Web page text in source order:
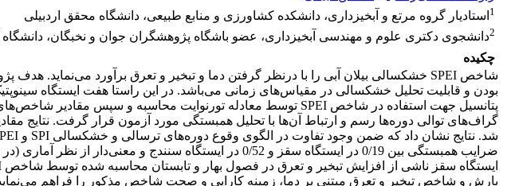
1 استادیار گروه مرتع و آبخیزداری، دانشکده کشاورزی و منابع طبیعی، دانشگاه محقق اردبیلی
2دانشجوی دکتری علوم و مهندسی آبخیزداری، عضو باشگاه پژوهشگران جوان و نخبگان، دانشگاه
چکیده
گراف‌های توالی دوره‌ها رسم و ارتباط آن‌ها با تحلیل همبستگی مورد آزمون قرار گرفت.
بارش و شاخص تبخیر و تعرق مبتنی بر دما، زمینه کارایی و صحت شاخص مذکور را فراهم